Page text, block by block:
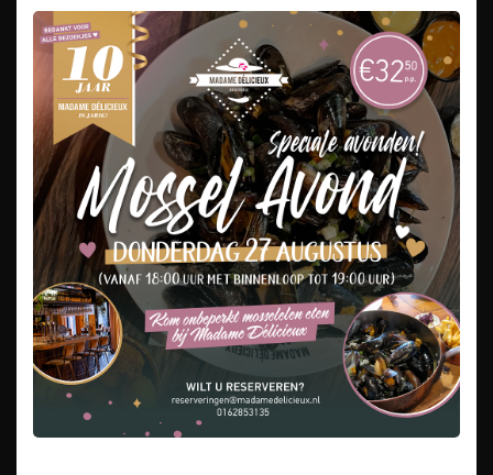
een vlotte zakelijke lunch
Onze toegewijde medewerkers staan klaar om jou
en je zakelijke gezelschap te verwelkomen en te
bedienen met professionele en attente service.
We begrijpen dat tijd kostbaar is tijdens zakelijke
afspraken, daarom zorgen we voor een vlotte
bediening zodat je lunch soepel verloopt.
Gratis parkeren tijdens jullie
zakelijke lunch